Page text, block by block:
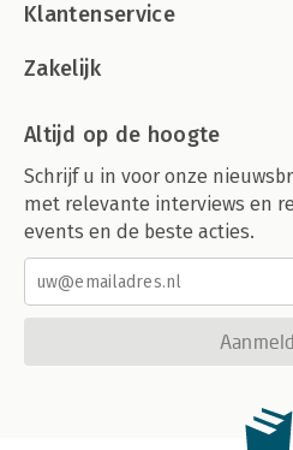
Klantenservice
Zakelijk
Altijd op de hoogte
Schrijf u in voor onze
met relevante interviews en
events en de beste acties.